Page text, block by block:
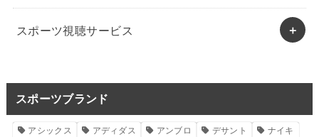
スポーツ視聴サービス
スポーツブランド
アシックス アディダス アンブロ デサント
ナイキ